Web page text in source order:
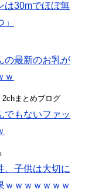
は30mでほぼ無
の最新のお乳が
ｗ
2chまとめブログ
でもないファッ
、子供は大切に
ｗｗｗｗｗｗ